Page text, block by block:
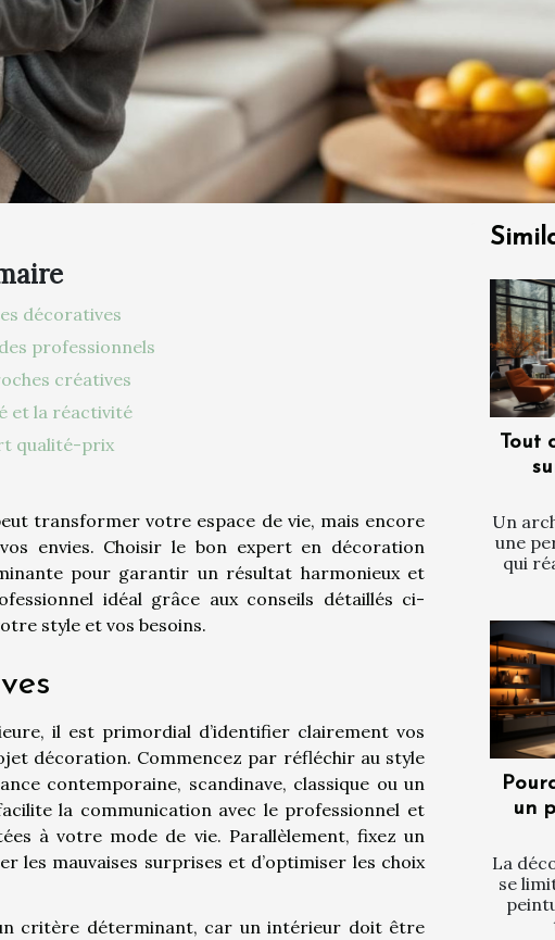
décoratives
professionnels
créatives
et la réactivité
qualité-prix
transformer votre espace de vie, mais encore
envies. Choisir le bon expert en décoration
pour garantir un résultat harmonieux et
idéal grâce aux conseils détaillés ci-
style et vos besoins.
il est primordial d’identifier clairement vos
décoration. Commencez par réfléchir au style
contemporaine, scandinave, classique ou un
la communication avec le professionnel et
à votre mode de vie. Parallèlement, fixez un
les mauvaises surprises et d’optimiser les choix
critère déterminant, car un intérieur doit être
Tout
Un
une
qui
un
La
se